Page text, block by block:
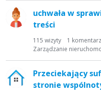
d
s
k
uchwała w
treści
115 wizyty 1 komentarz
Zarządzanie
Przeciekający
stronie